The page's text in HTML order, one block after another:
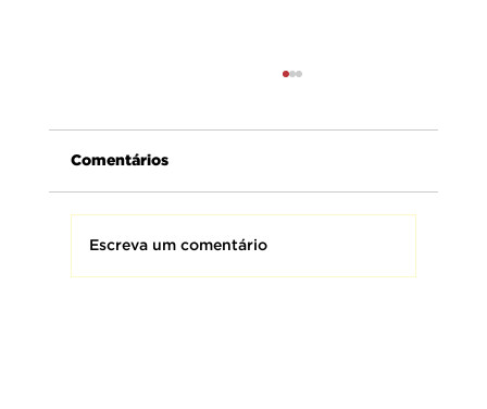
Comentários
Escreva um comentário